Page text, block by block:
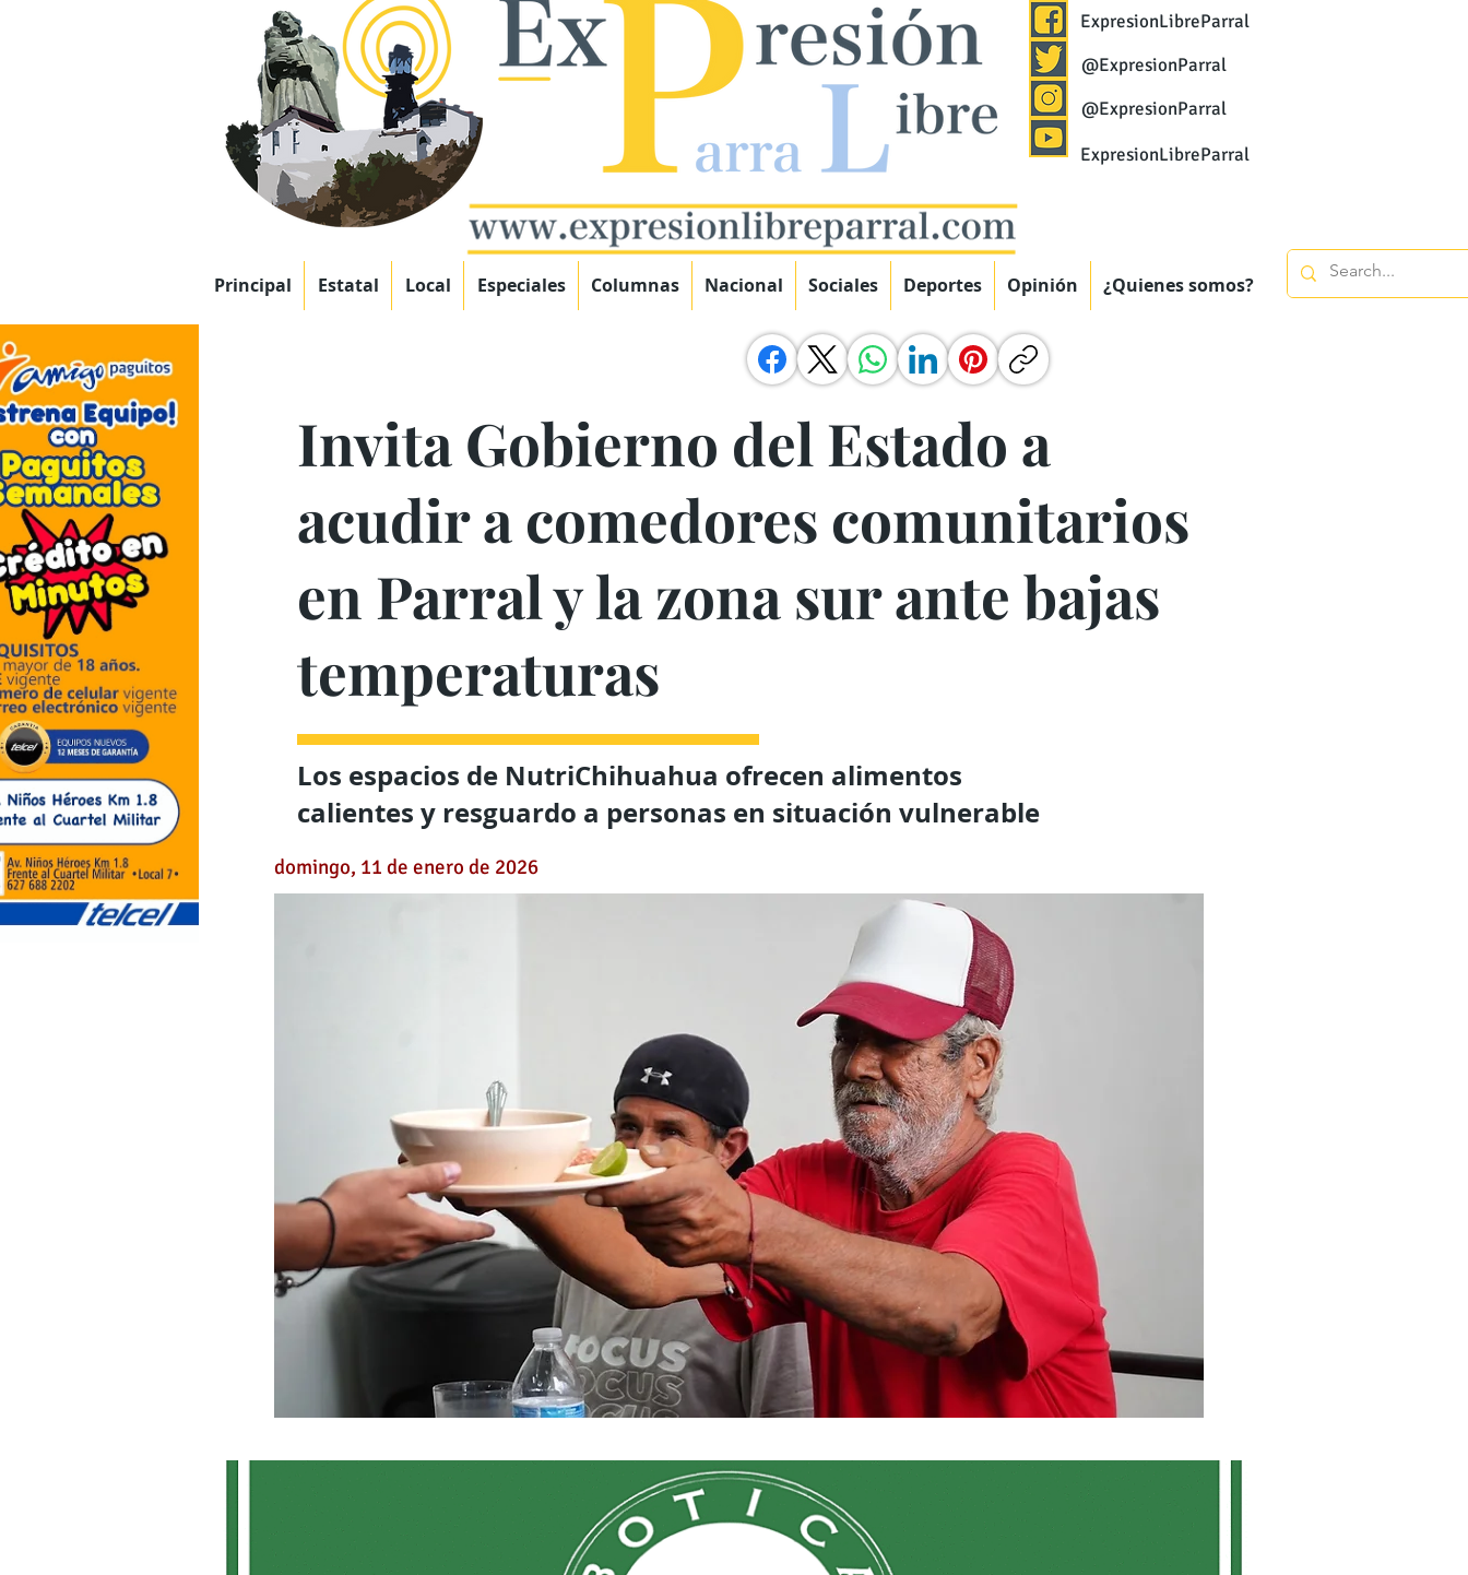
ExpresionLibreParral
@ExpresionParral
@ExpresionParral
ExpresionLibreParral
Principal Estatal Local Especiales Columnas Nacional Sociales Deportes Opinión ¿Quienes somos?
Invita Gobierno del Estado a
acudir a comedores comunitarios
en Parral y la zona sur ante bajas
temperaturas
Los espacios de NutriChihuahua ofrecen alimentos
calientes y resguardo a personas en situación vulnerable
domingo, 11 de enero de 2026